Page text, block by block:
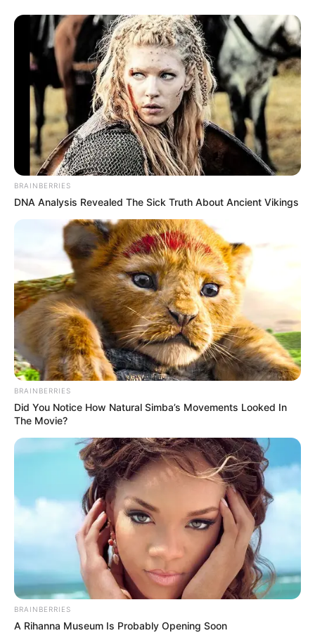
BRAINBERRIES
DNA Analysis Revealed The Sick Truth About Ancient Vikings
BRAINBERRIES
Did You Notice How Natural Simba’s Movements Looked In
The Movie?
BRAINBERRIES
A Rihanna Museum Is Probably Opening Soon